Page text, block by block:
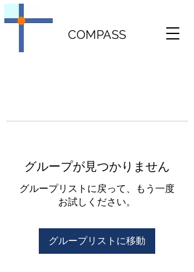
COMPASS
グループが見つかりません
グループリストに戻って、もう一度
お試しください。
グループリストに移動